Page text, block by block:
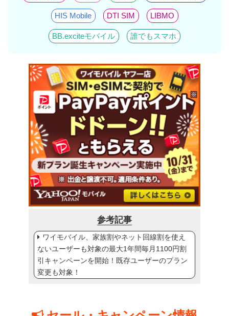
HIS Mobile DTI SIM LIBMO
BB.exciteモバイル 誰でもスマホ
参考記事
ワイモバイル、家族割やネット回線割を使え
ないユーザーも対象の最大1年間毎月1100円割
引キャンペーンを開始！既存ユーザーのプラン
変更も対象！